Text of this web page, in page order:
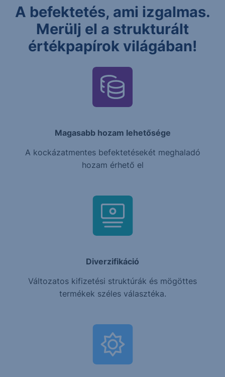
A befektetés, ami izgalmas.
Merülj el a strukturált
értékpapírok világában!
Magasabb hozam lehetősége
A kockázatmentes befektetésekét meghaladó
hozam érhető el
Diverzifikáció
Változatos kifizetési struktúrák és mögöttes
termékek széles választéka.